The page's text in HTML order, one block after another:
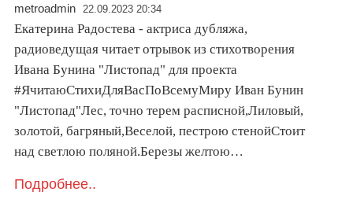
metroadmin 22.09.2023 20:34
Екатерина Радостева - актриса дубляжа,
радиоведущая читает отрывок из стихотворения
Ивана Бунина "Листопад" для проекта
#ЯчитаюСтихиДляВасПоВсемуМиру Иван Бунин
"Листопад"Лес, точно терем расписной,Лиловый,
золотой, багряный,Веселой, пестрою стенойСтоит
над светлою поляной.Березы желтою…
Подробнее..